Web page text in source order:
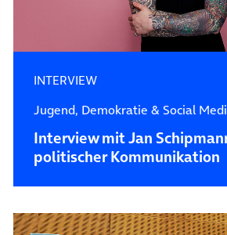
INTERVIEW
Jugend, Demokratie & Social
Interview mit Jan
politischer Kommunikation